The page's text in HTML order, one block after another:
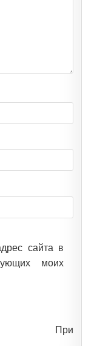
сайта в
моих
При